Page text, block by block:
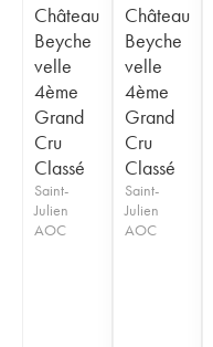
Château
Beyche
velle
4ème
Grand
Cru
Classé
Saint-
Julien
AOC
Château
Beyche
velle
4ème
Grand
Cru
Classé
Saint-
Julien
AOC